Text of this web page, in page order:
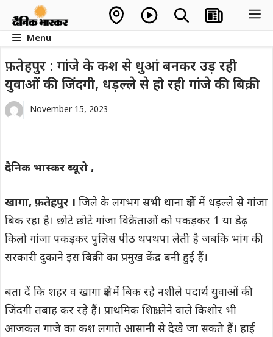
contentMenu
फ़तेहपुर : गांजे के कश से धुआं बनकर उड़ रही
युवाओं की जिंदगी, धड़ल्ले से हो रही गांजे की बिक्री
November 15, 2023
दैनिक भास्कर ब्यूरो ,
खागा, फ़तेहपुर । जिले के लगभग सभी थाना क्षेत्रों में धड़ल्ले से गांजा
बिक रहा है। छोटे छोटे गांजा विक्रेताओं को पकड़कर 1 या डेढ़
किलो गांजा पकड़कर पुलिस पीठ थपथपा लेती है जबकि भांग की
सरकारी दुकाने इस बिक्री का प्रमुख केंद्र बनी हुई हैं।
बता दें कि शहर व खागा क्षेत्र में बिक रहे नशीले पदार्थ युवाओं की
जिंदगी तबाह कर रहे हैं। प्राथमिक शिक्षा लेने वाले किशोर भी
आजकल गांजे का कश लगाते आसानी से देखे जा सकते हैं। हाई